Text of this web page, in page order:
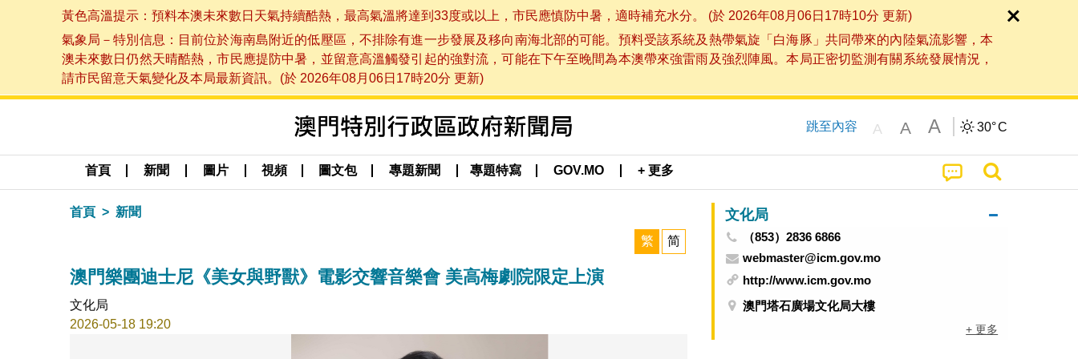
黃色高溫提示：預料本澳未來數日天氣持續酷熱，最高氣溫將達到33度或以上，市民應慎防中暑，適時補充水分。 (於 2026年08月06日17時10分 更新)
氣象局－特別信息：目前位於海南島附近的低壓區，不排除有進一步發展及移向南海北部的可能。預料受該系統及熱帶氣旋「白海豚」共同帶來的內陸氣流影響，本
澳未來數日仍然天晴酷熱，市民應提防中暑，並留意高溫觸發引起的強對流，可能在下午至晚間為本澳帶來強雷雨及強烈陣風。本局正密切監測有關系統發展情況，
請市民留意天氣變化及本局最新資訊。(於 2026年08月06日17時20分 更新)
跳至內容 A A A 30°C
首頁 新聞 圖片 視頻 圖文包 專題新聞 專題特寫 GOV.MO + 更多
首頁 新聞
繁 简
澳門樂團迪士尼《美女與野獸》電影交響音樂會 美高梅劇院限定上演
文化局
2026-05-18 19:20
文化局
（853）2836 6866
webmaster@icm.gov.mo
http://www.icm.gov.mo
澳門塔石廣場文化局大樓
+ 更多